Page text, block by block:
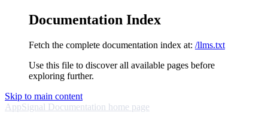
Documentation Index
Fetch the complete documentation index at: /llms.txt
Use this file to discover all available pages before
exploring further.
Skip to main content
AppSignal Documentation home page